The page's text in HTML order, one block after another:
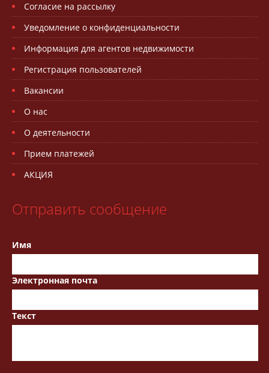
Согласие на рассылку
Уведомление о конфиденциальности
Информация для агентов недвижимости
Регистрация пользователей
Вакансии
О нас
О деятельности
Прием платежей
АКЦИЯ
Отправить сообщение
Имя
Электронная почта
Текст